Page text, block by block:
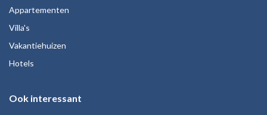
Appartementen
Villa's
Vakantiehuizen
Hotels
Ook interessant